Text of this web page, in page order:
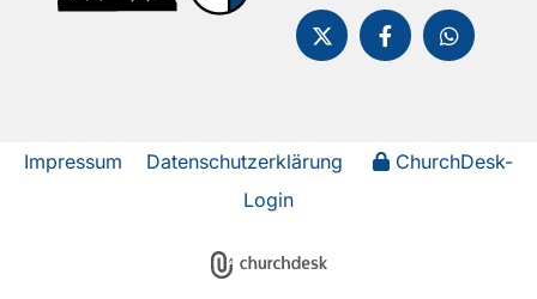
Impressum Datenschutzerklärung
ChurchDesk-
Login